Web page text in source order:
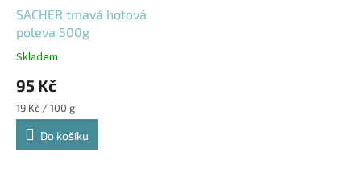
SACHER tmavá hotová
poleva 500g
Skladem
95 Kč
Měrná
cena:
19 Kč / 100 g
Do košíku